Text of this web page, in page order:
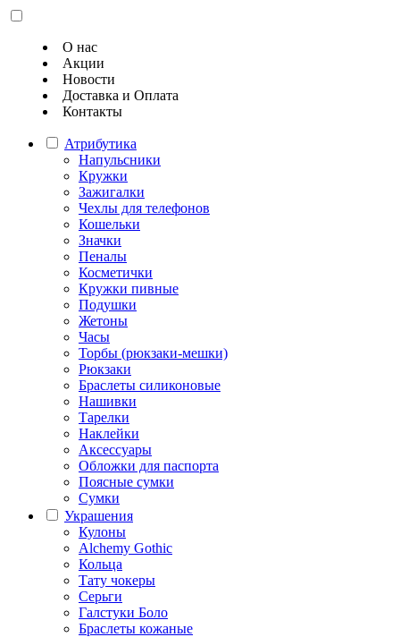
О нас
Акции
Новости
Доставка и Оплата
Контакты
Атрибутика
Напульсники
Кружки
Зажигалки
Чехлы для телефонов
Кошельки
Значки
Пеналы
Косметички
Кружки пивные
Подушки
Жетоны
Часы
Торбы (рюкзаки-мешки)
Рюкзаки
Браслеты силиконовые
Нашивки
Тарелки
Наклейки
Аксессуары
Обложки для паспорта
Поясные сумки
Сумки
Украшения
Кулоны
Alchemy Gothic
Кольца
Тату чокеры
Серьги
Галстуки Боло
Браслеты кожаные